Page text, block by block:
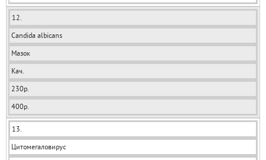
12.
Candida albicans
Мазок
Кач.
230р.
400р.
13.
Цитомегаловирус